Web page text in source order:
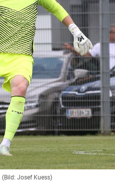
(Bild: Josef Kuess)